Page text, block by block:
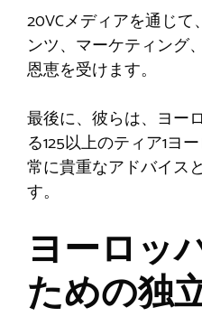
20VCメディアを通じ
ンツ、マーケティング
恩恵を受けます。
最後に、彼らは、ヨー
る125以上のティア1ヨ
常に貴重なアドバイス
す。
ヨーロッ
ための独